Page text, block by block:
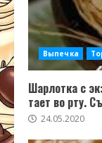
Выпечка
Шарлотка с
тает во рту.
24.05.2020